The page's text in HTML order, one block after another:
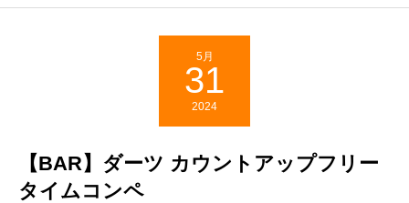
5月
31
2024
【BAR】ダーツ カウントアップフリー
タイムコンペ